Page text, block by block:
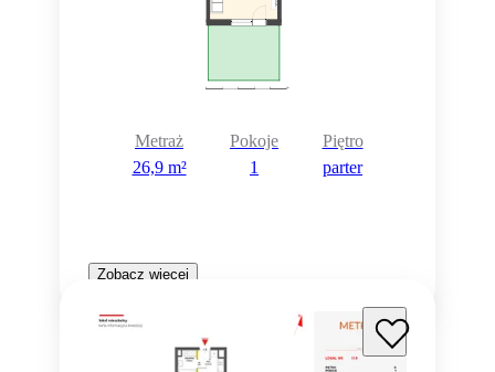
Metraż
26,9 m²
Pokoje
1
Piętro
parter
Zobacz więcej